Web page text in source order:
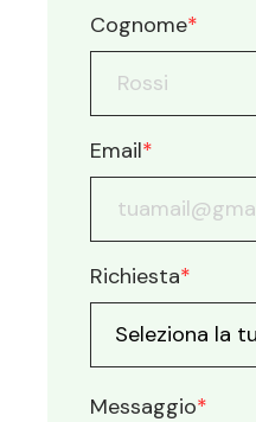
Cognome*
Email*
Richiesta*
Messaggio*